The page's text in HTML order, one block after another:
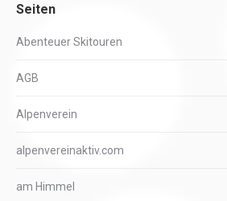
Seiten
Abenteuer Skitouren
AGB
Alpenverein
alpenvereinaktiv.com
am Himmel